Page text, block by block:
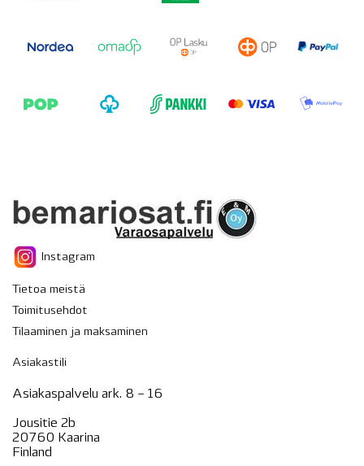
Instagram
Tietoa meistä
Toimitusehdot
Tilaaminen ja maksaminen
Asiakastili
Asiakaspalvelu ark. 8 – 16
Jousitie 2b
20760 Kaarina
Finland